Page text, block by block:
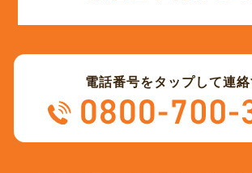
電話番号をタップして連